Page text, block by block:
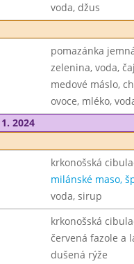
voda, džus
pomazánka
zelenina, voda,
medové máslo,
ovoce, mléko,
2024
krkonošská
milánské maso,
voda, sirup
krkonošská
červená fazole a
dušená rýže